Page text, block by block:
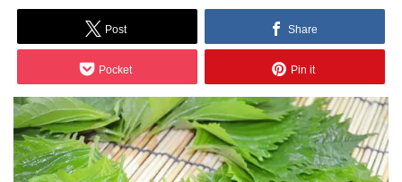
Post Share
Pocket Pin it